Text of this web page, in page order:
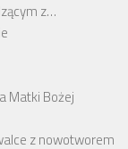
z…
Matki Bożej
z nowotworem